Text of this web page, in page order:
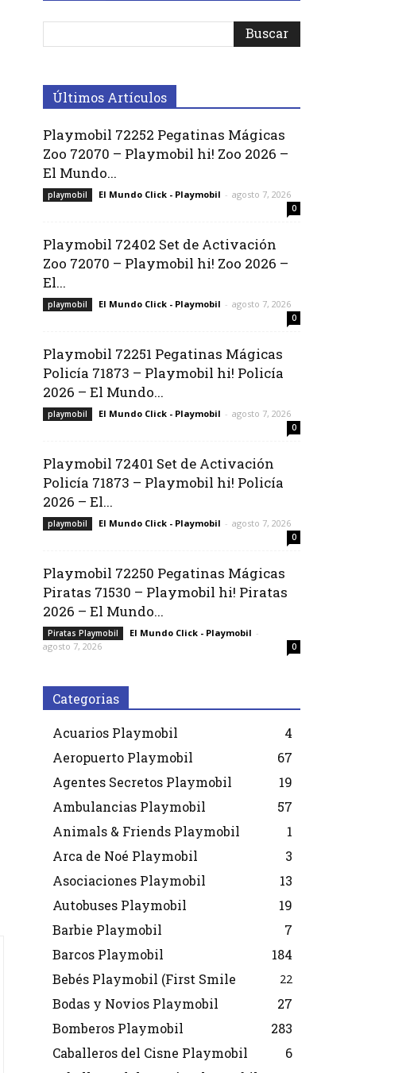
Últimos Artículos
Playmobil 72252 Pegatinas Mágicas
Zoo 72070 – Playmobil hi! Zoo 2026 –
El Mundo...
playmobil El Mundo Click - Playmobil - agosto 7, 2026
0
Playmobil 72402 Set de Activación
Zoo 72070 – Playmobil hi! Zoo 2026 –
El...
playmobil El Mundo Click - Playmobil - agosto 7, 2026
0
Playmobil 72251 Pegatinas Mágicas
Policía 71873 – Playmobil hi! Policía
2026 – El Mundo...
playmobil El Mundo Click - Playmobil - agosto 7, 2026
0
Playmobil 72401 Set de Activación
Policía 71873 – Playmobil hi! Policía
2026 – El...
playmobil El Mundo Click - Playmobil - agosto 7, 2026
0
Playmobil 72250 Pegatinas Mágicas
Piratas 71530 – Playmobil hi! Piratas
2026 – El Mundo...
Piratas Playmobil El Mundo Click - Playmobil -
agosto 7, 2026
0
Categorias
Acuarios Playmobil
4
Aeropuerto Playmobil
67
Agentes Secretos Playmobil
19
Ambulancias Playmobil
57
Animals & Friends Playmobil
1
Arca de Noé Playmobil
3
Asociaciones Playmobil
13
Autobuses Playmobil
19
Barbie Playmobil
7
Barcos Playmobil
184
Bebés Playmobil (First Smile
22
Bodas y Novios Playmobil
27
Bomberos Playmobil
283
Caballeros del Cisne Playmobil
6